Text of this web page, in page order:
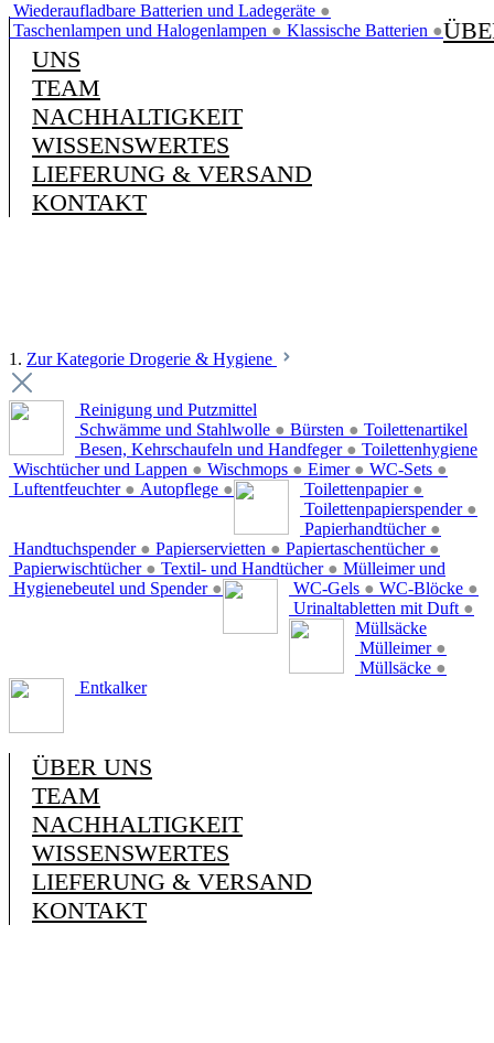
Wiederaufladbare Batterien und Ladegeräte ●
Taschenlampen und Halogenlampen ● Klassische Batterien ●
UNS
TEAM
NACHHALTIGKEIT
WISSENSWERTES
LIEFERUNG & VERSAND
KONTAKT
1. Zur Kategorie Drogerie & Hygiene
Reinigung und Putzmittel
Schwämme und Stahlwolle ● Bürsten ●
Besen, Kehrschaufeln und Handfeger ●
Wischtücher und Lappen ● Wischmops ● Eimer ● WC-Sets ●
Luftentfeuchter ● Autopflege ●
Toilettenartikel
Toilettenpapier ●
Toilettenpapierspender ●
Papierhandtücher ●
Handtuchspender ● Papierservietten ● Papiertaschentücher ●
Papierwischtücher ● Textil- und Handtücher ●
Hygienebeutel und Spender ●
Toilettenhygiene
WC-Gels ● WC-Blöcke ●
Urinaltabletten mit Duft ●
Mülleimer und
Müllsäcke
Mülleimer ●
Müllsäcke ●
Entkalker
ÜBER UNS
TEAM
NACHHALTIGKEIT
WISSENSWERTES
LIEFERUNG & VERSAND
KONTAKT